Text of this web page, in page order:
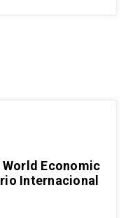
Economic
Internacional